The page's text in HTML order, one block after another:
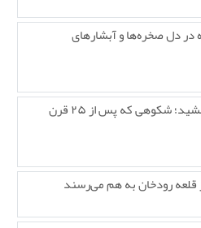
در دل صخره‌ها و آبشارهای
۱۰ حقیقت جالب درباره تخت جمشید؛ شکوهی که پس از ۲۵ قرن
قلعه رودخان به هم می‌رسند